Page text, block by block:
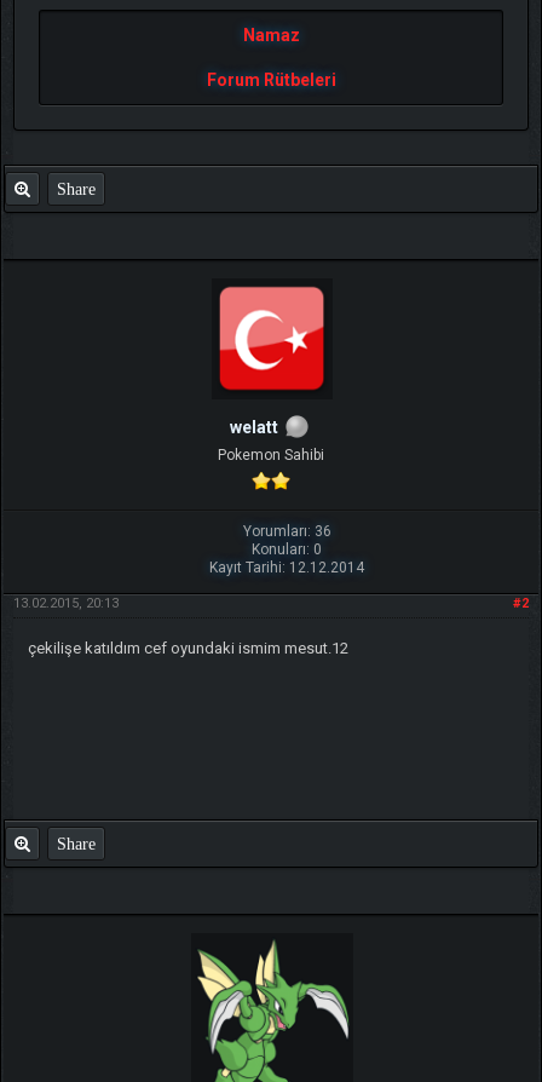
Namaz
Forum Rütbeleri
Share
welatt
Pokemon Sahibi
Yorumları: 36
Konuları: 0
Kayıt Tarihi: 12.12.2014
#2
13.02.2015, 20:13
çekilişe katıldım cef oyundaki ismim mesut.12
Share